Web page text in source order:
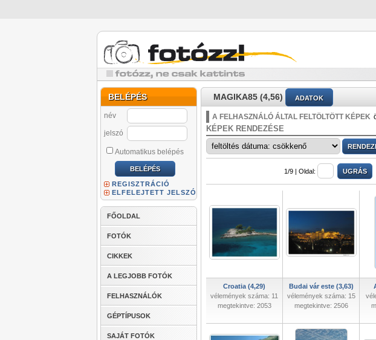
BELÉPÉS
név
jelszó
Automatikus belépés
REGISZTRÁCIÓ
ELFELEJTETT JELSZÓ
FŐOLDAL
FOTÓK
CIKKEK
A LEGJOBB FOTÓK
FELHASZNÁLÓK
GÉPTÍPUSOK
SAJÁT FOTÓK
MAGIKA85 (4,56) ADATOK
A FELHASZNÁLÓ ÁLTAL FELTÖLTÖTT KÉPEK
KÉPEK RENDEZÉSE
1/9 | Oldal:
Croatia (4,29)
vélemények száma: 11
megtekintve: 2053
Budai vár este (3,63)
vélemények száma: 15
megtekintve: 2506